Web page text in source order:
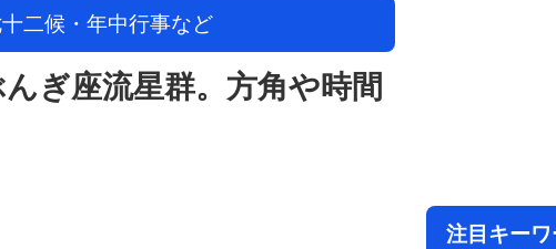
二候・年中行事など
ぎ座流星群。方角や時間
注目キーワ